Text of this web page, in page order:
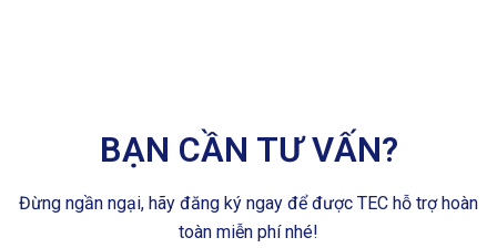
BẠN CẦN TƯ VẤN?
Đừng ngần ngại, hãy đăng ký ngay để được TEC hỗ trợ hoàn
toàn miễn phí nhé!